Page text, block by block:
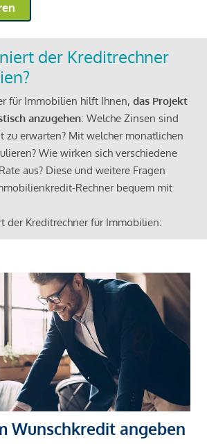
der Kreditrechner
für Immobilien hilft Ihnen, das Projekt
anzugehen: Welche Zinsen sind
zu erwarten? Mit welcher monatlichen
Wie wirken sich verschiedene
aus? Diese und weitere Fragen
Rechner bequem mit
der Kreditrechner für Immobilien:
Wunschkredit angeben